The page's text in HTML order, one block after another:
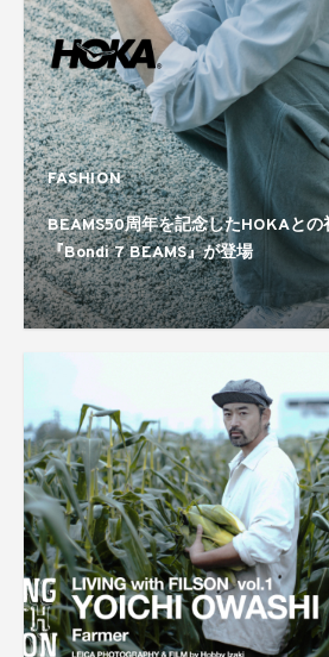
FASHION
BEAMS50周年を記念したHOKAとの
『Bondi 7 BEAMS』が登場